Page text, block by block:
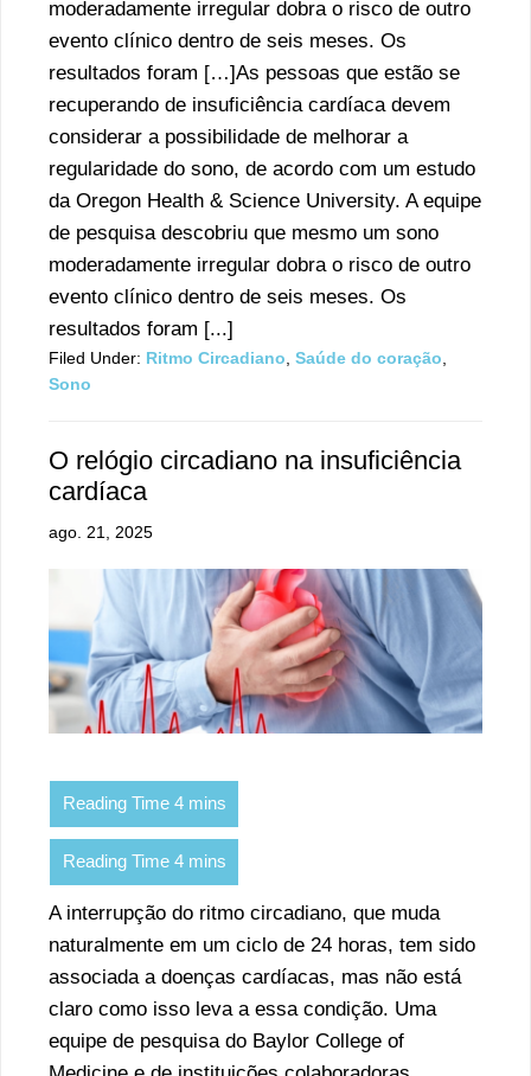
moderadamente irregular dobra o risco de outro
evento clínico dentro de seis meses. Os
resultados foram […]As pessoas que estão se
recuperando de insuficiência cardíaca devem
considerar a possibilidade de melhorar a
regularidade do sono, de acordo com um estudo
da Oregon Health & Science University. A equipe
de pesquisa descobriu que mesmo um sono
moderadamente irregular dobra o risco de outro
evento clínico dentro de seis meses. Os
resultados foram [...]
Filed Under: Ritmo Circadiano, Saúde do coração,
Sono
O relógio circadiano na insuficiência
cardíaca
ago. 21, 2025
A interrupção do ritmo circadiano, que muda
naturalmente em um ciclo de 24 horas, tem sido
associada a doenças cardíacas, mas não está
claro como isso leva a essa condição. Uma
equipe de pesquisa do Baylor College of